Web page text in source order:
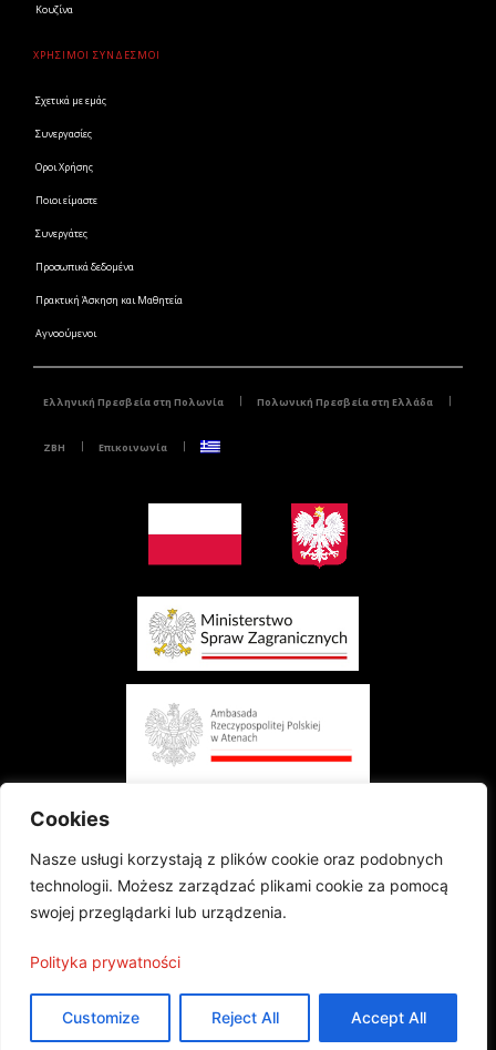
Cookies
Nasze usługi korzystają z plików cookie oraz podobnych
technologii. Możesz zarządzać plikami cookie za pomocą
swojej przeglądarki lub urządzenia.
Polityka prywatności
Customize Reject All Accept All
Κουζίνα
ΧΡΗΣΙΜΟΙ ΣΥΝΔΕΣΜΟΙ
Σχετικά με εμάς
Συνεργασίες
Οροι Χρήσης
Ποιοι είμαστε
Συνεργάτες
Προσωπικά δεδομένα
Πρακτική Άσκηση και Μαθητεία
Αγνοούμενοι
Ελληνική Πρεσβεία στη Πολωνία Πολωνική Πρεσβεία στη Ελλάδα
ZBH Επικοινωνία
Το έργο χρηματοδοτείται από το Υπουργείο Εξωτερικών της Πολωνικής
Δημοκρατίας στο πλαίσιο του διαγωνισμού «Πολωνική Διασπορά και Πολωνοί
Τα δημοσιεύματα εκφράζουν μόνο τις απόψεις των συγγραφέων και δεν μπορούν
να ταυτιστούν με την επίσημη θέση του Υπουργείου Εξωτερικών
στην Αθήνα
©2024 Με την επιφύλαξη παντός δικαιώματος |